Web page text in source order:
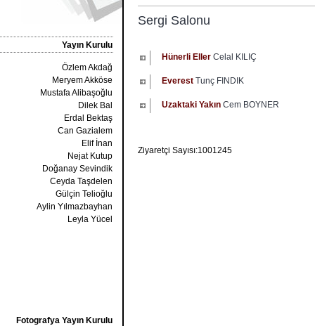
Yayın Kurulu
Özlem Akdağ
Meryem Akköse
Mustafa Alibaşoğlu
Dilek Bal
Erdal Bektaş
Can Gazialem
Elif İnan
Nejat Kutup
Doğanay Sevindik
Ceyda Taşdelen
Gülçin Telioğlu
Aylin Yılmazbayhan
Leyla Yücel
Fotografya Yayın Kurulu
Sergi Salonu
Hünerli Eller Celal KILIÇ
Everest Tunç FINDIK
Uzaktaki Yakın Cem BOYNER
Ziyaretçi Sayısı:1001245